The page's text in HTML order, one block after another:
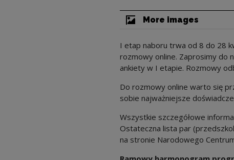
More images
I etap naboru trwa od 8 do 28
rozmowy online. Zaprosimy do
ankiety w I etapie. Rozmowy
Do rozmowy online warto się
sobie najważniejsze
Wszystkie szczegółowe
Ostateczna lista par
na stronie Narodowego